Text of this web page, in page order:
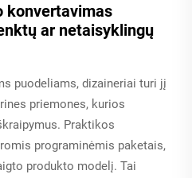
konvertavimas
ar netaisyklingų
puodeliams, dizaineriai turi jį
priemones, kurios
Praktikos
programinėmis paketais,
produkto modelį. Tai